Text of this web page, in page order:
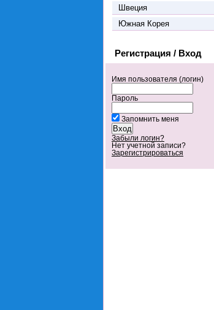
Швеция
Южная Корея
Регистрация / Вход
Имя пользователя (логин)
Пароль
Запомнить меня
Забыли логин?
Нет учетной записи?
Зарегистрироваться